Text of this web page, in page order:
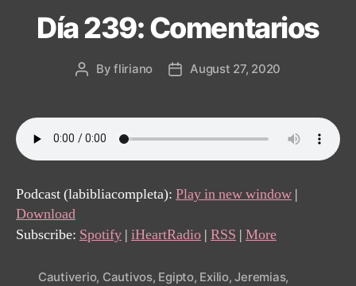
Día 239: Comentarios
PostByfliriano
PostAugust 27, 2020
Podcast (labibliacompleta): Play in new window |
Download
Subscribe: Spotify | iHeartRadio | RSS | More
Cautiverio, Cautivos, Egipto, Exilio,Jeremias,